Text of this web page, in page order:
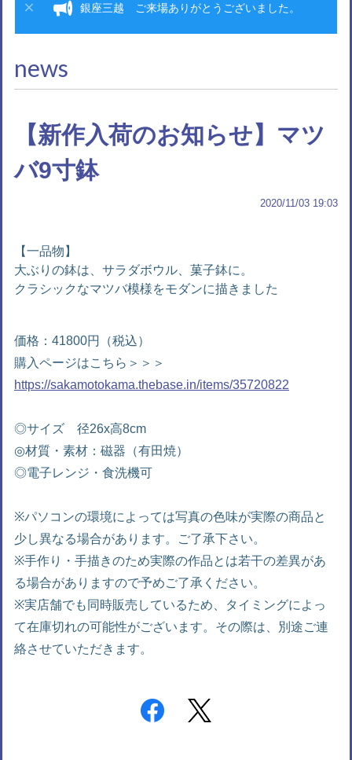
銀座三越 ご来場ありがとうございました。
news
【新作入荷のお知らせ】マツ
バ9寸鉢
2020/11/03 19:03
【一品物】
大ぶりの鉢は、サラダボウル、菓子鉢に。
クラシックなマツバ模様をモダンに描きました
価格：41800円（税込）
購入ページはこちら＞＞＞
https://sakamotokama.thebase.in/items/35720822
◎サイズ 径26x高8cm
◎材質・素材：磁器（有田焼）
◎電子レンジ・食洗機可
※パソコンの環境によっては写真の色味が実際の商品と
少し異なる場合があります。ご了承下さい。
※手作り・手描きのため実際の作品とは若干の差異があ
る場合がありますので予めご了承ください。
※実店舗でも同時販売しているため、タイミングによっ
て在庫切れの可能性がございます。その際は、別途ご連
絡させていただきます。